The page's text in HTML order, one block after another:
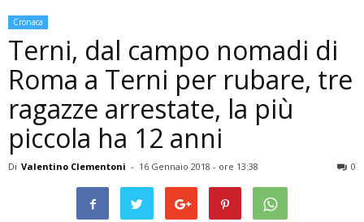
Cronaca
Terni, dal campo nomadi di
Roma a Terni per rubare, tre
ragazze arrestate, la più
piccola ha 12 anni
Di Valentino Clementoni - 16 Gennaio 2018 - ore 13:38 0